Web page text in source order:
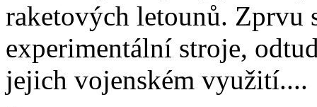
raketových letounů. Zprvu
experimentální stroje,
jejich vojenském využití....